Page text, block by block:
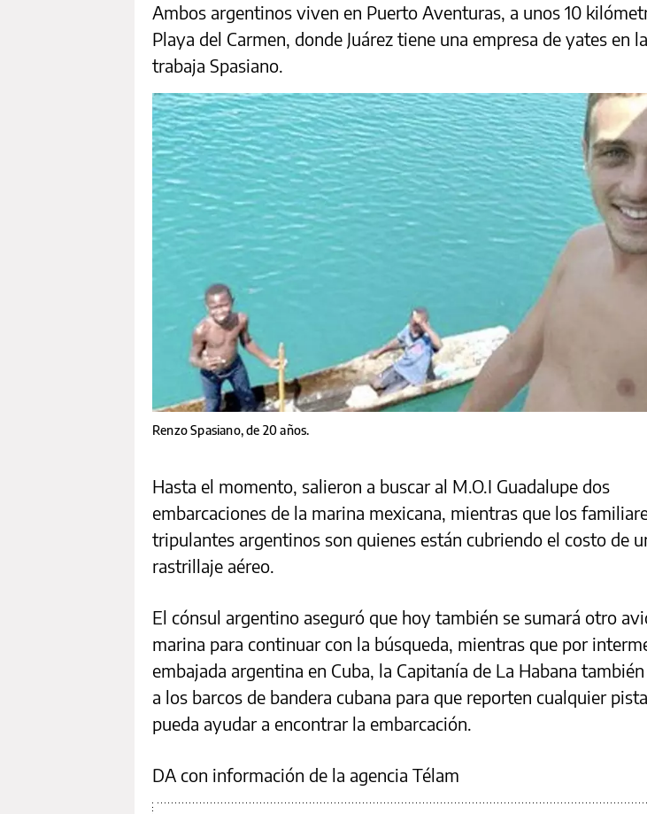
Ambos argentinos viven en Puerto Aventuras, a unos 10
Playa del Carmen, donde Juárez tiene una empresa de yates en
trabaja Spasiano.
Renzo Spasiano, de 20 años.
Hasta el momento, salieron a buscar al M.O.I Guadalupe dos
embarcaciones de la marina mexicana, mientras que los
tripulantes argentinos son quienes están cubriendo el costo de
rastrillaje aéreo.
El cónsul argentino aseguró que hoy también se sumará otro
marina para continuar con la búsqueda, mientras que por
embajada argentina en Cuba, la Capitanía de La Habana
a los barcos de bandera cubana para que reporten cualquier
pueda ayudar a encontrar la embarcación.
DA con información de la agencia Télam